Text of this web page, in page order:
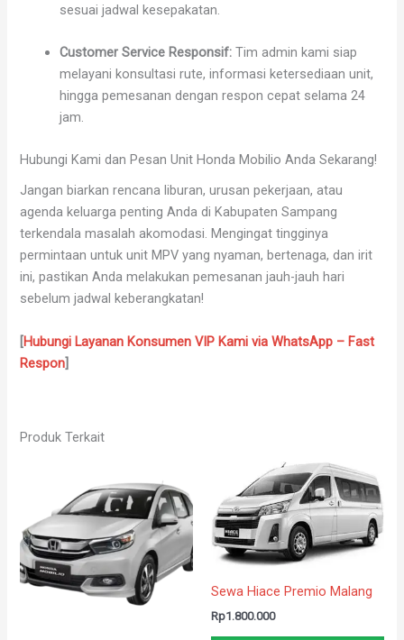
sesuai jadwal kesepakatan.
Customer Service Responsif: Tim admin kami siap
melayani konsultasi rute, informasi ketersediaan unit,
hingga pemesanan dengan respon cepat selama 24
jam.
Hubungi Kami dan Pesan Unit Honda Mobilio Anda Sekarang!
Jangan biarkan rencana liburan, urusan pekerjaan, atau
agenda keluarga penting Anda di Kabupaten Sampang
terkendala masalah akomodasi. Mengingat tingginya
permintaan untuk unit MPV yang nyaman, bertenaga, dan irit
ini, pastikan Anda melakukan pemesanan jauh-jauh hari
sebelum jadwal keberangkatan!
[Hubungi Layanan Konsumen VIP Kami via WhatsApp – Fast
Respon]
Produk Terkait
Sewa Hiace Premio Malang
Rp1.800.000